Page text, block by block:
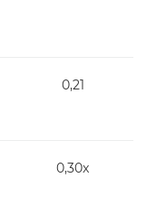
0,21
0,30x